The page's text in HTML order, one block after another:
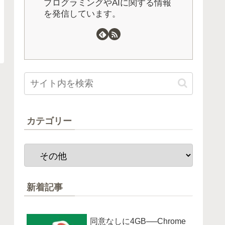
プログラミングやAIに関する情報
を発信しています。
カテゴリー
新着記事
同意なしに4GB──Chrome